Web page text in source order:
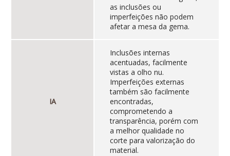
as inclusões ou
imperfeições não podem
afetar a mesa da gema.
IA
Inclusões internas
acentuadas, facilmente
vistas a olho nu.
Imperfeições externas
também são facilmente
encontradas,
comprometendo a
transparência, porém com
a melhor qualidade no
corte para valorização do
material.